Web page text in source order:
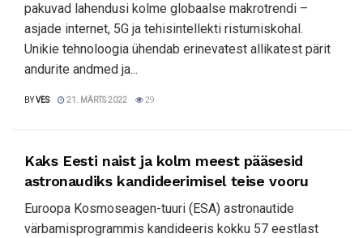
pakuvad lahendusi kolme globaalse makrotrendi –
asjade internet, 5G ja tehisintellekti ristumiskohal.
Unikie tehnoloogia ühendab erinevatest allikatest pärit
andurite andmed ja...
BYVES 21. MÄRTS 2022 29
Kaks Eesti naist ja kolm meest pääsesid
astronaudiks kandideerimisel teise vooru
Euroopa Kosmoseagen-tuuri (ESA) astronautide
värbamisprogrammis kandideeris kokku 57 eestlast